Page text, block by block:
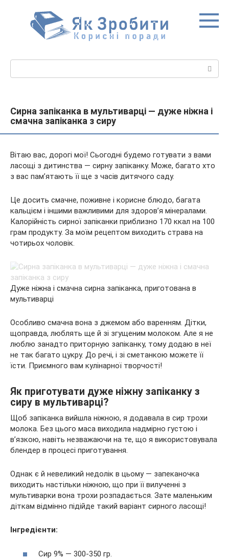
Сирна запіканка в мультиварці — дуже ніжна і
смачна запіканка з сиру
Вітаю вас, дорогі мої! Сьогодні будемо готувати з вами
ласощі з дитинства — сирну запіканку. Може, багато хто
з вас пам’ятають її ще з часів дитячого саду.
Це досить смачне, поживне і корисне блюдо, багата
кальцієм і іншими важливими для здоров’я мінералами.
Калорійність сирної запіканки приблизно 170 ккал на 100
грам продукту. За моїм рецептом виходить страва на
чотирьох чоловік.
Дуже ніжна і смачна сирна запіканка, приготована в
мультиварці
Особливо смачна вона з джемом або варенням. Дітки,
щоправда, люблять ще й зі згущеним молоком. Але я не
люблю занадто приторную запіканку, тому додаю в неї
не так багато цукру. До речі, і зі сметанкою можете її
їсти. Приємного вам кулінарної творчості!
Як приготувати дуже ніжну запіканку з
сиру в мультиварці?
Щоб запіканка вийшла ніжною, я додавала в сир трохи
молока. Без цього маса виходила надмірно густою і
в’язкою, навіть незважаючи на те, що я використовувала
блендер в процесі приготування.
Однак є й невеликий недолік в цьому — запеканочка
виходить настільки ніжною, що при її вилученні з
мультиварки вона трохи розпадається. Зате маленьким
діткам відмінно підійде такий варіант сирного ласощі!
Інгредієнти:
Сир 9% — 300-350 гр.